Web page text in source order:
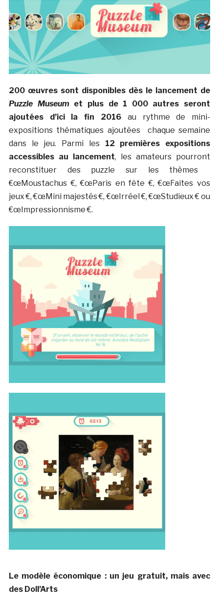
200 œuvres sont disponibles dès le lancement de
Puzzle Museumet plus de 1 000 autres seront
ajoutées d’ici la fin 2016 au rythme de mini-
expositions thématiques ajoutées chaque semaine
dans le jeu. Parmi les 12 premières expositions
accessibles au lancement, les amateurs pourront
reconstituer des puzzle sur les thèmes
€œMoustachus €, €œParis en fête €, €œFaites vos
jeux €, €œMini majestés €, €œIrréel €, €œStudieux € ou
€œImpressionnisme €.
Le modèle économique : un jeu gratuit, mais avec
des Doll’Arts